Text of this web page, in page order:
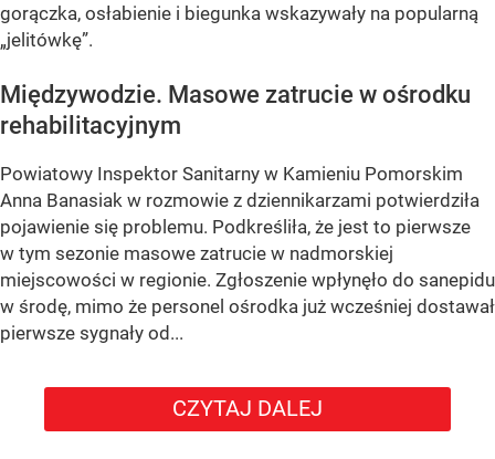
gorączka, osłabienie i biegunka wskazywały na popularną
„jelitówkę”.
Międzywodzie. Masowe zatrucie w ośrodku
rehabilitacyjnym
Powiatowy Inspektor Sanitarny w Kamieniu Pomorskim
Anna Banasiak w rozmowie z dziennikarzami potwierdziła
pojawienie się problemu. Podkreśliła, że jest to pierwsze
w tym sezonie masowe zatrucie w nadmorskiej
miejscowości w regionie. Zgłoszenie wpłynęło do sanepidu
w środę, mimo że personel ośrodka już wcześniej dostawał
pierwsze sygnały od...
CZYTAJ DALEJ